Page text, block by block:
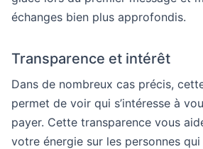
échanges bien plus approfondis.
Transparence et intérêt
Dans de nombreux cas précis,
permet de voir qui s’intéresse à
payer. Cette transparence vous
votre énergie sur les personnes qui